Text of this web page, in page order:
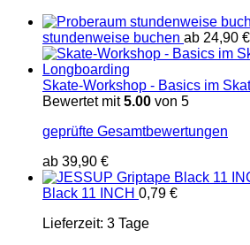
stundenweise buchen ab 24,90 €
Skate-Workshop - Basics im
Bewertet mit5.00 von 5
geprüfte Gesamtbewertungen
ab 39,90 €
Black 11 INCH 0,79 €
Lieferzeit: 3 Tage